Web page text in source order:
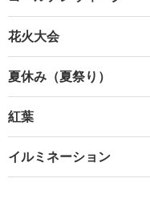
花火大会
夏休み（夏祭り）
紅葉
イルミネーション